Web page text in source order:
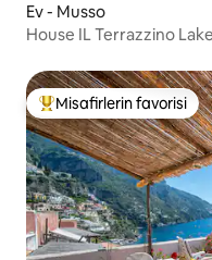
Ev - Musso
House IL Terrazzino
Misafirlerin
Misafirlerin favorisi